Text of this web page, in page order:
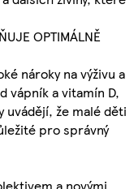
OPTIMÁLNĚ
nároky na výživu a
vápník a vitamín D,
uvádějí, že malé děti
pro správný
a novými